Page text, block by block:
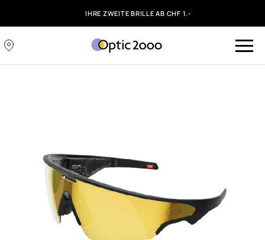
IHRE ZWEITE BRILLE AB CHF 1.-